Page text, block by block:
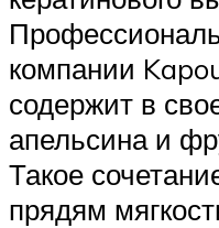
компании
содержит в
апельсина и
Такое
прядям